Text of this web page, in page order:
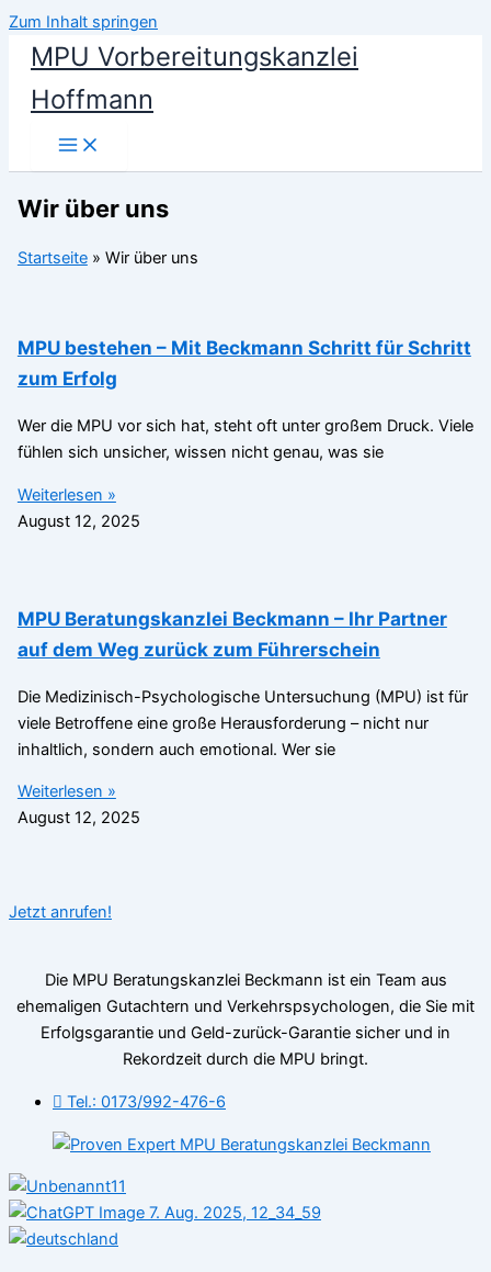
Zum Inhalt springen
MPU Vorbereitungskanzlei
Hoffmann
Wir über uns
Startseite» Wir über uns
MPU bestehen – Mit Beckmann Schritt für Schritt
zum Erfolg
Wer die MPU vor sich hat, steht oft unter großem Druck. Viele
fühlen sich unsicher, wissen nicht genau, was sie
Weiterlesen »
August 12, 2025
MPU Beratungskanzlei Beckmann – Ihr Partner
auf dem Weg zurück zum Führerschein
Die Medizinisch-Psychologische Untersuchung (MPU) ist für
viele Betroffene eine große Herausforderung – nicht nur
inhaltlich, sondern auch emotional. Wer sie
Weiterlesen »
August 12, 2025
Jetzt anrufen!
Die MPU Beratungskanzlei Beckmann ist ein Team aus
ehemaligen Gutachtern und Verkehrspsychologen, die Sie mit
Erfolgsgarantie und Geld-zurück-Garantie sicher und in
Rekordzeit durch die MPU bringt.
Tel.: 0173/992-476-6